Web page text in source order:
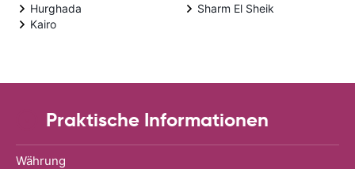
Hurghada
Kairo
Sharm El Sheik
Praktische Informationen
Währung